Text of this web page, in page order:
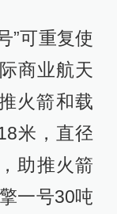
”可重复使
商业航天
火箭和载
米，直径
助推火箭
一号30吨